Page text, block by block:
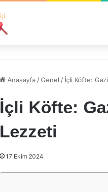
Anasayfa /Genel / İçli Köfte:
İçli Köfte:
Lezzeti
17 Ekim 2024